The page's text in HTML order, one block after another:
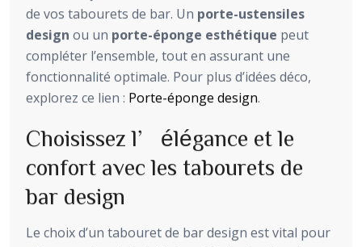
de vos tabourets de bar. Un porte-ustensiles
design ou un porte-éponge esthétique peut
compléter l’ensemble, tout en assurant une
fonctionnalité optimale. Pour plus d’idées déco,
explorez ce lien : Porte-éponge design.
Choisissez l’élégance et le
confort avec les tabourets de
bar design
Le choix d’un tabouret de bar design est vital pour